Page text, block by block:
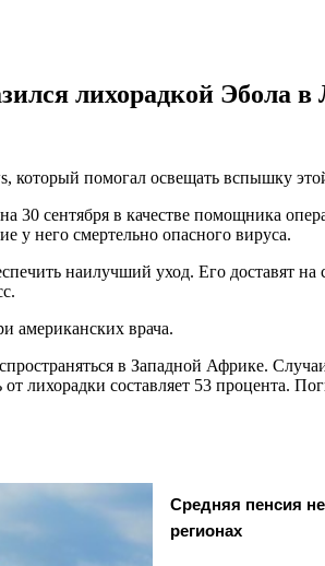
лихорадкой Эбола в
помогал освещать вспышку
30 сентября в качестве помощника
у него смертельно опасного вируса.
наилучший уход. Его доставят
американских врача.
в Западной Африке.
лихорадки составляет 53 процента.
Средняя пенсия
регионах